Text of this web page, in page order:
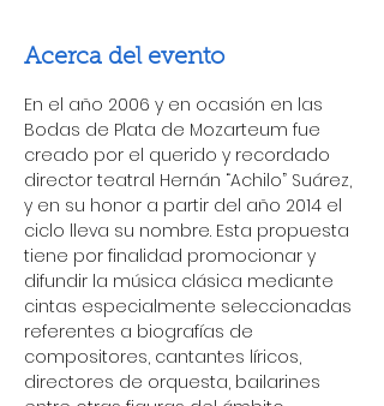
Acerca del evento
En el año 2006 y en ocasión en las
Bodas de Plata de Mozarteum fue
creado por el querido y recordado
director teatral Hernán “Achilo” Suárez,
y en su honor a partir del año 2014 el
ciclo lleva su nombre. Esta propuesta
tiene por finalidad promocionar y
difundir la música clásica mediante
cintas especialmente seleccionadas
referentes a biografías de
compositores, cantantes líricos,
directores de orquesta, bailarines